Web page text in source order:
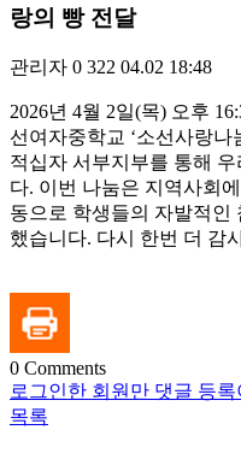
랑의 빵 전달
관리자 0 322 04.02 18:48
2026년 4월 2일(목) 오후
선여자중학교 ‘소선사랑
적십자 서부지부를 통해
다. 이번 나눔은 지역사회
동으로 학생들의 자발적인
했습니다. 다시 한번 더 감
0 Comments
로그인한 회원만 댓글 등
목록